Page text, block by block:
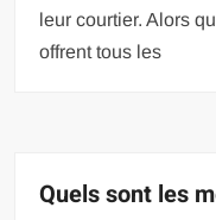
leur courtier. Alors
offrent tous les
Quels sont les